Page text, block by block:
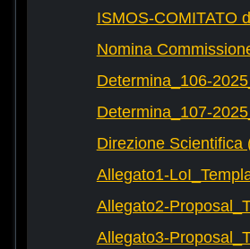
ISMOS-COMITATO
Nomina
Determina_106-
Determina_107-
Direzione Scientifica
Allegato1-
Allegato2-
Allegato3-